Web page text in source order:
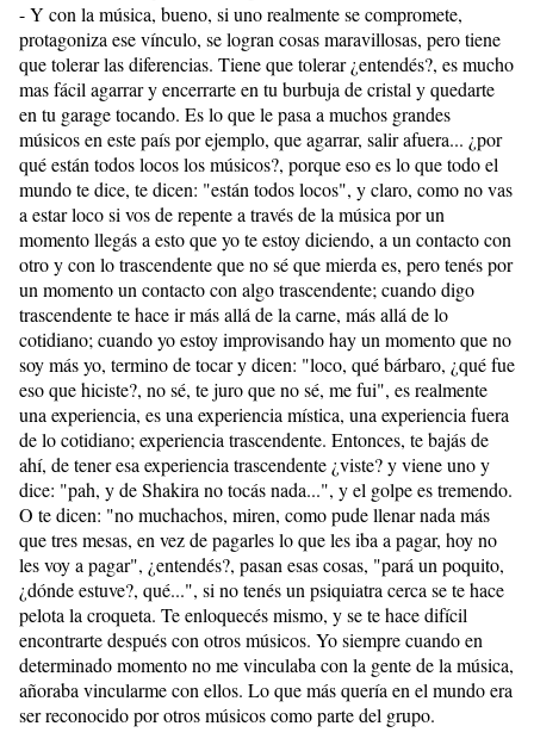
- Y con la música, bueno, si uno realmente se compromete,
protagoniza ese vínculo, se logran cosas maravillosas, pero tiene
que tolerar las diferencias. Tiene que tolerar ¿entendés?, es mucho
mas fácil agarrar y encerrarte en tu burbuja de cristal y quedarte
en tu garage tocando. Es lo que le pasa a muchos grandes
músicos en este país por ejemplo, que agarrar, salir afuera... ¿por
qué están todos locos los músicos?, porque eso es lo que todo el
mundo te dice, te dicen: "están todos locos", y claro, como no vas
a estar loco si vos de repente a través de la música por un
momento llegás a esto que yo te estoy diciendo, a un contacto con
otro y con lo trascendente que no sé que mierda es, pero tenés por
un momento un contacto con algo trascendente; cuando digo
trascendente te hace ir más allá de la carne, más allá de lo
cotidiano; cuando yo estoy improvisando hay un momento que no
soy más yo, termino de tocar y dicen: "loco, qué bárbaro, ¿qué fue
eso que hiciste?, no sé, te juro que no sé, me fui", es realmente
una experiencia, es una experiencia mística, una experiencia fuera
de lo cotidiano; experiencia trascendente. Entonces, te bajás de
ahí, de tener esa experiencia trascendente ¿viste? y viene uno y
dice: "pah, y de Shakira no tocás nada...", y el golpe es tremendo.
O te dicen: "no muchachos, miren, como pude llenar nada más
que tres mesas, en vez de pagarles lo que les iba a pagar, hoy no
les voy a pagar", ¿entendés?, pasan esas cosas, "pará un poquito,
¿dónde estuve?, qué...", si no tenés un psiquiatra cerca se te hace
pelota la croqueta. Te enloquecés mismo, y se te hace difícil
encontrarte después con otros músicos. Yo siempre cuando en
determinado momento no me vinculaba con la gente de la música,
añoraba vincularme con ellos. Lo que más quería en el mundo era
ser reconocido por otros músicos como parte del grupo.